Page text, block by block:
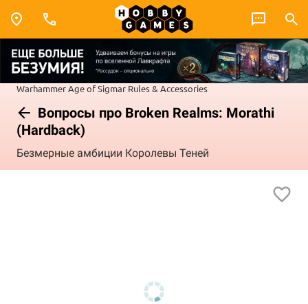
WarhammerAge of Sigmar Rules & Accessories
Вопросы про Broken Realms: Morathi
(Hardback)
Безмерные амбиции Королевы Теней